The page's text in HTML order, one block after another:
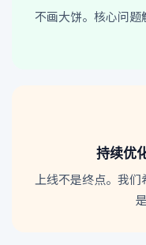
不画大饼。核心问
持续优
上线不是终点。我